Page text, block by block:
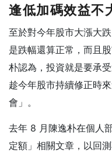
逢低加碼效益不
至於對今年股市大漲大
是跌幅還算正常，而且
朴認為，投資就是要承
趁今年股市持續修正時
會」。
去年 8 月陳逸朴在個人
定額」相關文章，以回